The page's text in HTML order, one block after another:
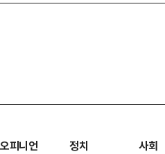
오피니언 정치 사회